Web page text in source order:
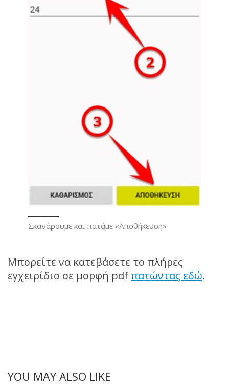
Σκανάρουμε και πατάμε «Αποθήκευση»
Μπορείτε να κατεβάσετε το πλήρες
εγχειρίδιο σε μορφή pdf πατώντας εδώ.
YOU MAY ALSO LIKE